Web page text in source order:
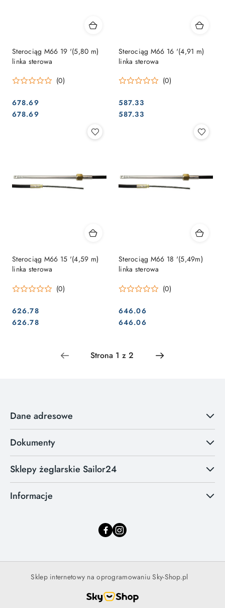
Sterociąg M66 19 '(5,80 m)
linka sterowa
(0)
Cena:
678.69
Cena:
678.69
Sterociąg M66 16 '(4,91 m)
linka sterowa
(0)
Cena:
587.33
Cena:
587.33
Sterociąg M66 15 '(4,59 m)
linka sterowa
(0)
Cena:
626.78
Cena:
626.78
Sterociąg M66 18 '(5,49m)
linka sterowa
(0)
Cena:
646.06
Cena:
646.06
Dane adresowe
Dokumenty
Sklepy żeglarskie Sailor24
Informacje
Sklep internetowy na oprogramowaniu Sky-Shop.pl